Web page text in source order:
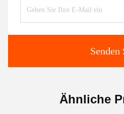
Senden
Ähnliche